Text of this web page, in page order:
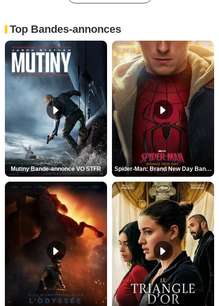
Top Bandes-annonces
Mutiny Bande-annonce VO STFR Spider-Man: Brand New Day Bande-annonce VO STFR